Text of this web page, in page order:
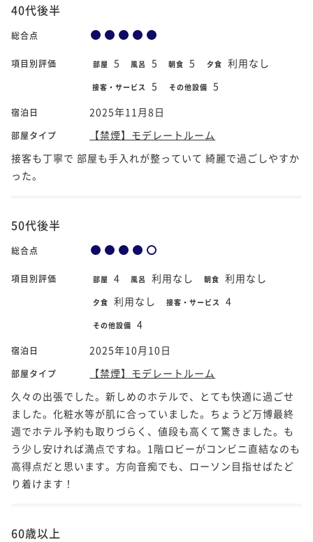
40代後半
総合点
項目別評価 部屋 5 風呂 5 朝食 5 夕食 利用なし
接客・サービス 5 その他設備 5
宿泊日 2025年11月8日
部屋タイプ
【禁煙】モデレートルーム
接客も丁寧で 部屋も手入れが整っていて 綺麗で過ごしやすか
った。
50代後半
総合点
項目別評価 部屋 4 風呂 利用なし 朝食 利用なし
夕食 利用なし 接客・サービス 4
その他設備 4
宿泊日 2025年10月10日
部屋タイプ
【禁煙】モデレートルーム
久々の出張でした。新しめのホテルで、とても快適に過ごせ
ました。化粧水等が肌に合っていました。ちょうど万博最終
週でホテル予約も取りづらく、値段も高くて驚きました。も
う少し安ければ満点ですね。1階ロビーがコンビニ直結なのも
高得点だと思います。方向音痴でも、ローソン目指せばたど
り着けます！
60歳以上